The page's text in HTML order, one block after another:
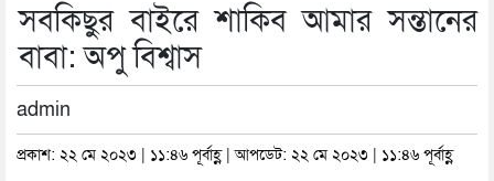
সবকিছুর বাইরে শাকিব আমার সন্তানের
বাবা: অপু বিশ্বাস
admin
প্রকাশ: ২২ মে ২০২৩ | ১১:৪৬ পূর্বাহ্ণ | আপডেট: ২২ মে ২০২৩ | ১১:৪৬ পূর্বাহ্ণ